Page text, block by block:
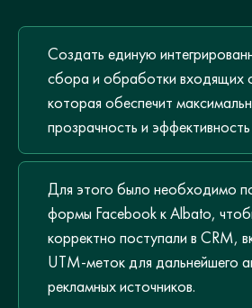
Создать единую
сбора и обработки входящих
которая обеспечит
прозрачность и
Для этого было необходимо
формы Facebook к Albato,
корректно поступали в CRM,
UTM-меток для дальнейшего
рекламных источников.